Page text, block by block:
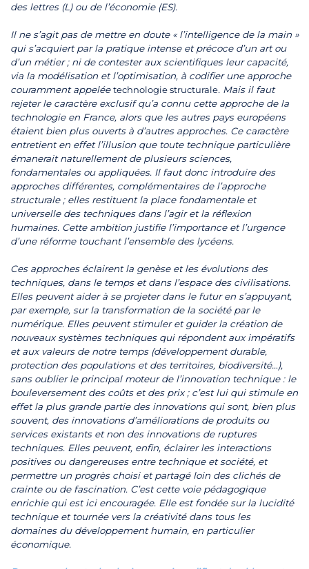
des lettres (L) ou de l’économie (ES).
Il ne s’agit pas de mettre en doute « l’intelligence de la main »
qui s’acquiert par la pratique intense et précoce d’un art ou
d’un métier ; ni de contester aux scientifiques leur capacité,
via la modélisation et l’optimisation, à codifier une approche
couramment appeléetechnologie structurale. Mais il faut
rejeter le caractère exclusif qu’a connu cette approche de la
technologie en France, alors que les autres pays européens
étaient bien plus ouverts à d’autres approches. Ce caractère
entretient en effet l’illusion que toute technique particulière
émanerait naturellement de plusieurs sciences,
fondamentales ou appliquées. Il faut donc introduire des
approches différentes, complémentaires de l’approche
structurale ; elles restituent la place fondamentale et
universelle des techniques dans l’agir et la réflexion
humaines. Cette ambition justifie l’importance et l’urgence
d’une réforme touchant l’ensemble des lycéens.
Ces approches éclairent la genèse et les évolutions des
techniques, dans le temps et dans l’espace des civilisations.
Elles peuvent aider à se projeter dans le futur en s’appuyant,
par exemple, sur la transformation de la société par le
numérique. Elles peuvent stimuler et guider la création de
nouveaux systèmes techniques qui répondent aux impératifs
et aux valeurs de notre temps (développement durable,
protection des populations et des territoires, biodiversité…),
sans oublier le principal moteur de l’innovation technique : le
bouleversement des coûts et des prix ; c’est lui qui stimule en
effet la plus grande partie des innovations qui sont, bien plus
souvent, des innovations d’améliorations de produits ou
services existants et non des innovations de ruptures
techniques. Elles peuvent, enfin, éclairer les interactions
positives ou dangereuses entre technique et société, et
permettre un progrès choisi et partagé loin des clichés de
crainte ou de fascination. C’est cette voie pédagogique
enrichie qui est ici encouragée. Elle est fondée sur la lucidité
technique et tournée vers la créativité dans tous les
domaines du développement humain, en particulier
économique.